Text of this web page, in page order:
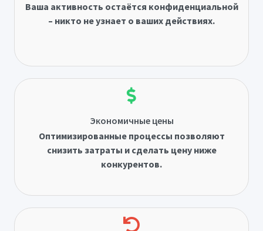
Ваша активность остаётся конфиденциальной
– никто не узнает о ваших действиях.
Экономичные цены
Оптимизированные процессы позволяют
снизить затраты и сделать цену ниже
конкурентов.